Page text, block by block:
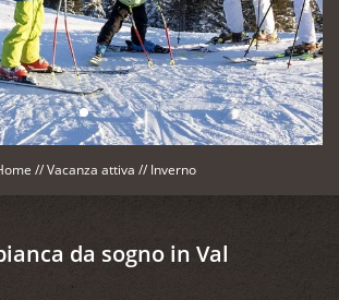
//Vacanza attiva // Inverno
da sogno in Val